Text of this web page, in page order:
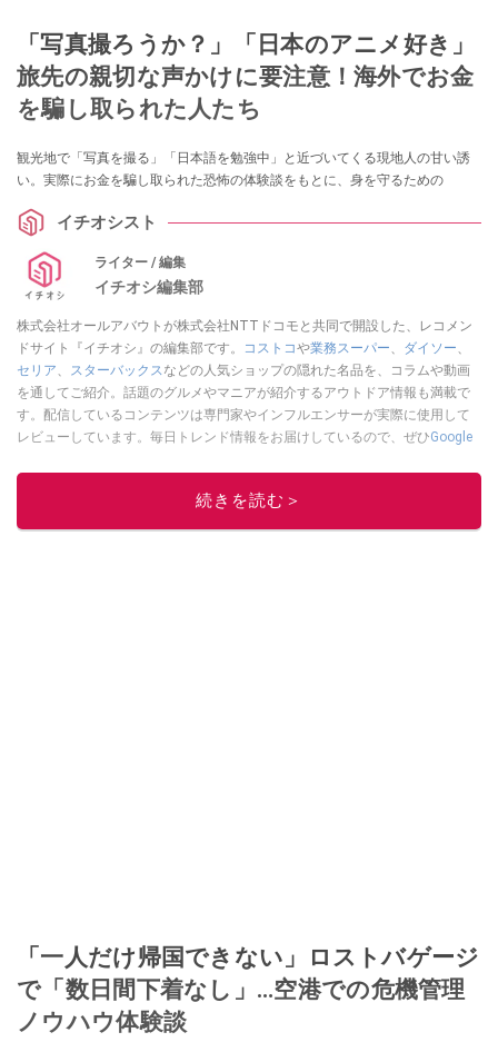
「写真撮ろうか？」「日本のアニメ好き」
旅先の親切な声かけに要注意！海外でお金
を騙し取られた人たち
観光地で「写真を撮る」「日本語を勉強中」と近づいてくる現地人の甘い誘
い。実際にお金を騙し取られた恐怖の体験談をもとに、身を守るための
イチオシスト
ライター / 編集
イチオシ編集部
株式会社オールアバウトが株式会社NTTドコモと共同で開設した、レコメン
ドサイト『イチオシ』の編集部です。
コストコや業務スーパー、 ダイソー、
セリア、 スターバックスなどの人気ショップの隠れた名品を、コラムや動画
を通してご紹介。話題のグルメやマニアが紹介するアウトドア情報も満載で
す。配信しているコンテンツは専門家やインフルエンサーが実際に使用して
レビューしています。毎日トレンド情報をお届けしているので、ぜひGoogle
このイチオシストの他の記事を読む
続きを読む＞
「一人だけ帰国できない」ロストバゲージ
で「数日間下着なし」…空港での危機管理
ノウハウ体験談